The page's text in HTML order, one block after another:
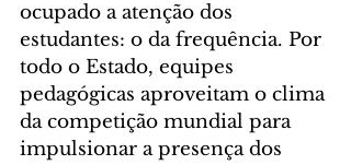
ocupado a atenção dos
estudantes: o da frequência. Por
todo o Estado, equipes
pedagógicas aproveitam o clima
da competição mundial para
impulsionar a presença dos